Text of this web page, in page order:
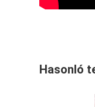
Hasonló